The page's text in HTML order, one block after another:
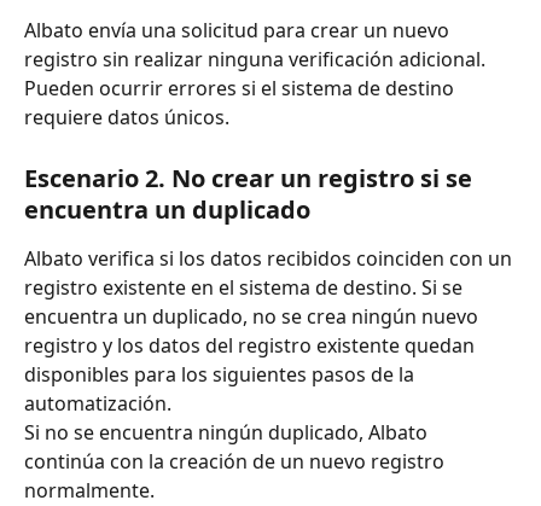
Albato envía una solicitud para crear un nuevo
registro sin realizar ninguna verificación adicional.
Pueden ocurrir errores si el sistema de destino
requiere datos únicos.
Escenario 2. No crear un registro si se
encuentra un duplicado
Albato verifica si los datos recibidos coinciden con un
registro existente en el sistema de destino. Si se
encuentra un duplicado, no se crea ningún nuevo
registro y los datos del registro existente quedan
disponibles para los siguientes pasos de la
automatización.
Si no se encuentra ningún duplicado, Albato
continúa con la creación de un nuevo registro
normalmente.